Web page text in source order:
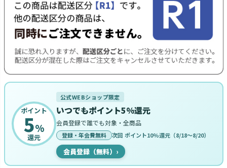
ポイント
5%
還元
公式WEBショップ限定
いつでもポイント5%還元
会員登録で誰でも対象・全商品
登録・年会費無料 次回 ポイント10%還元（8/18〜8/20）
会員登録（無料） ›